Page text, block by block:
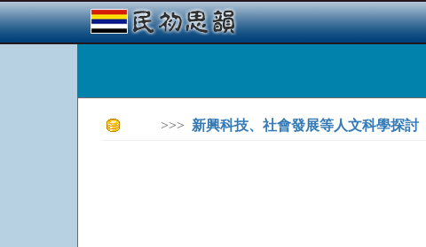
>>> 新興科技、社會發展等人文科學探討